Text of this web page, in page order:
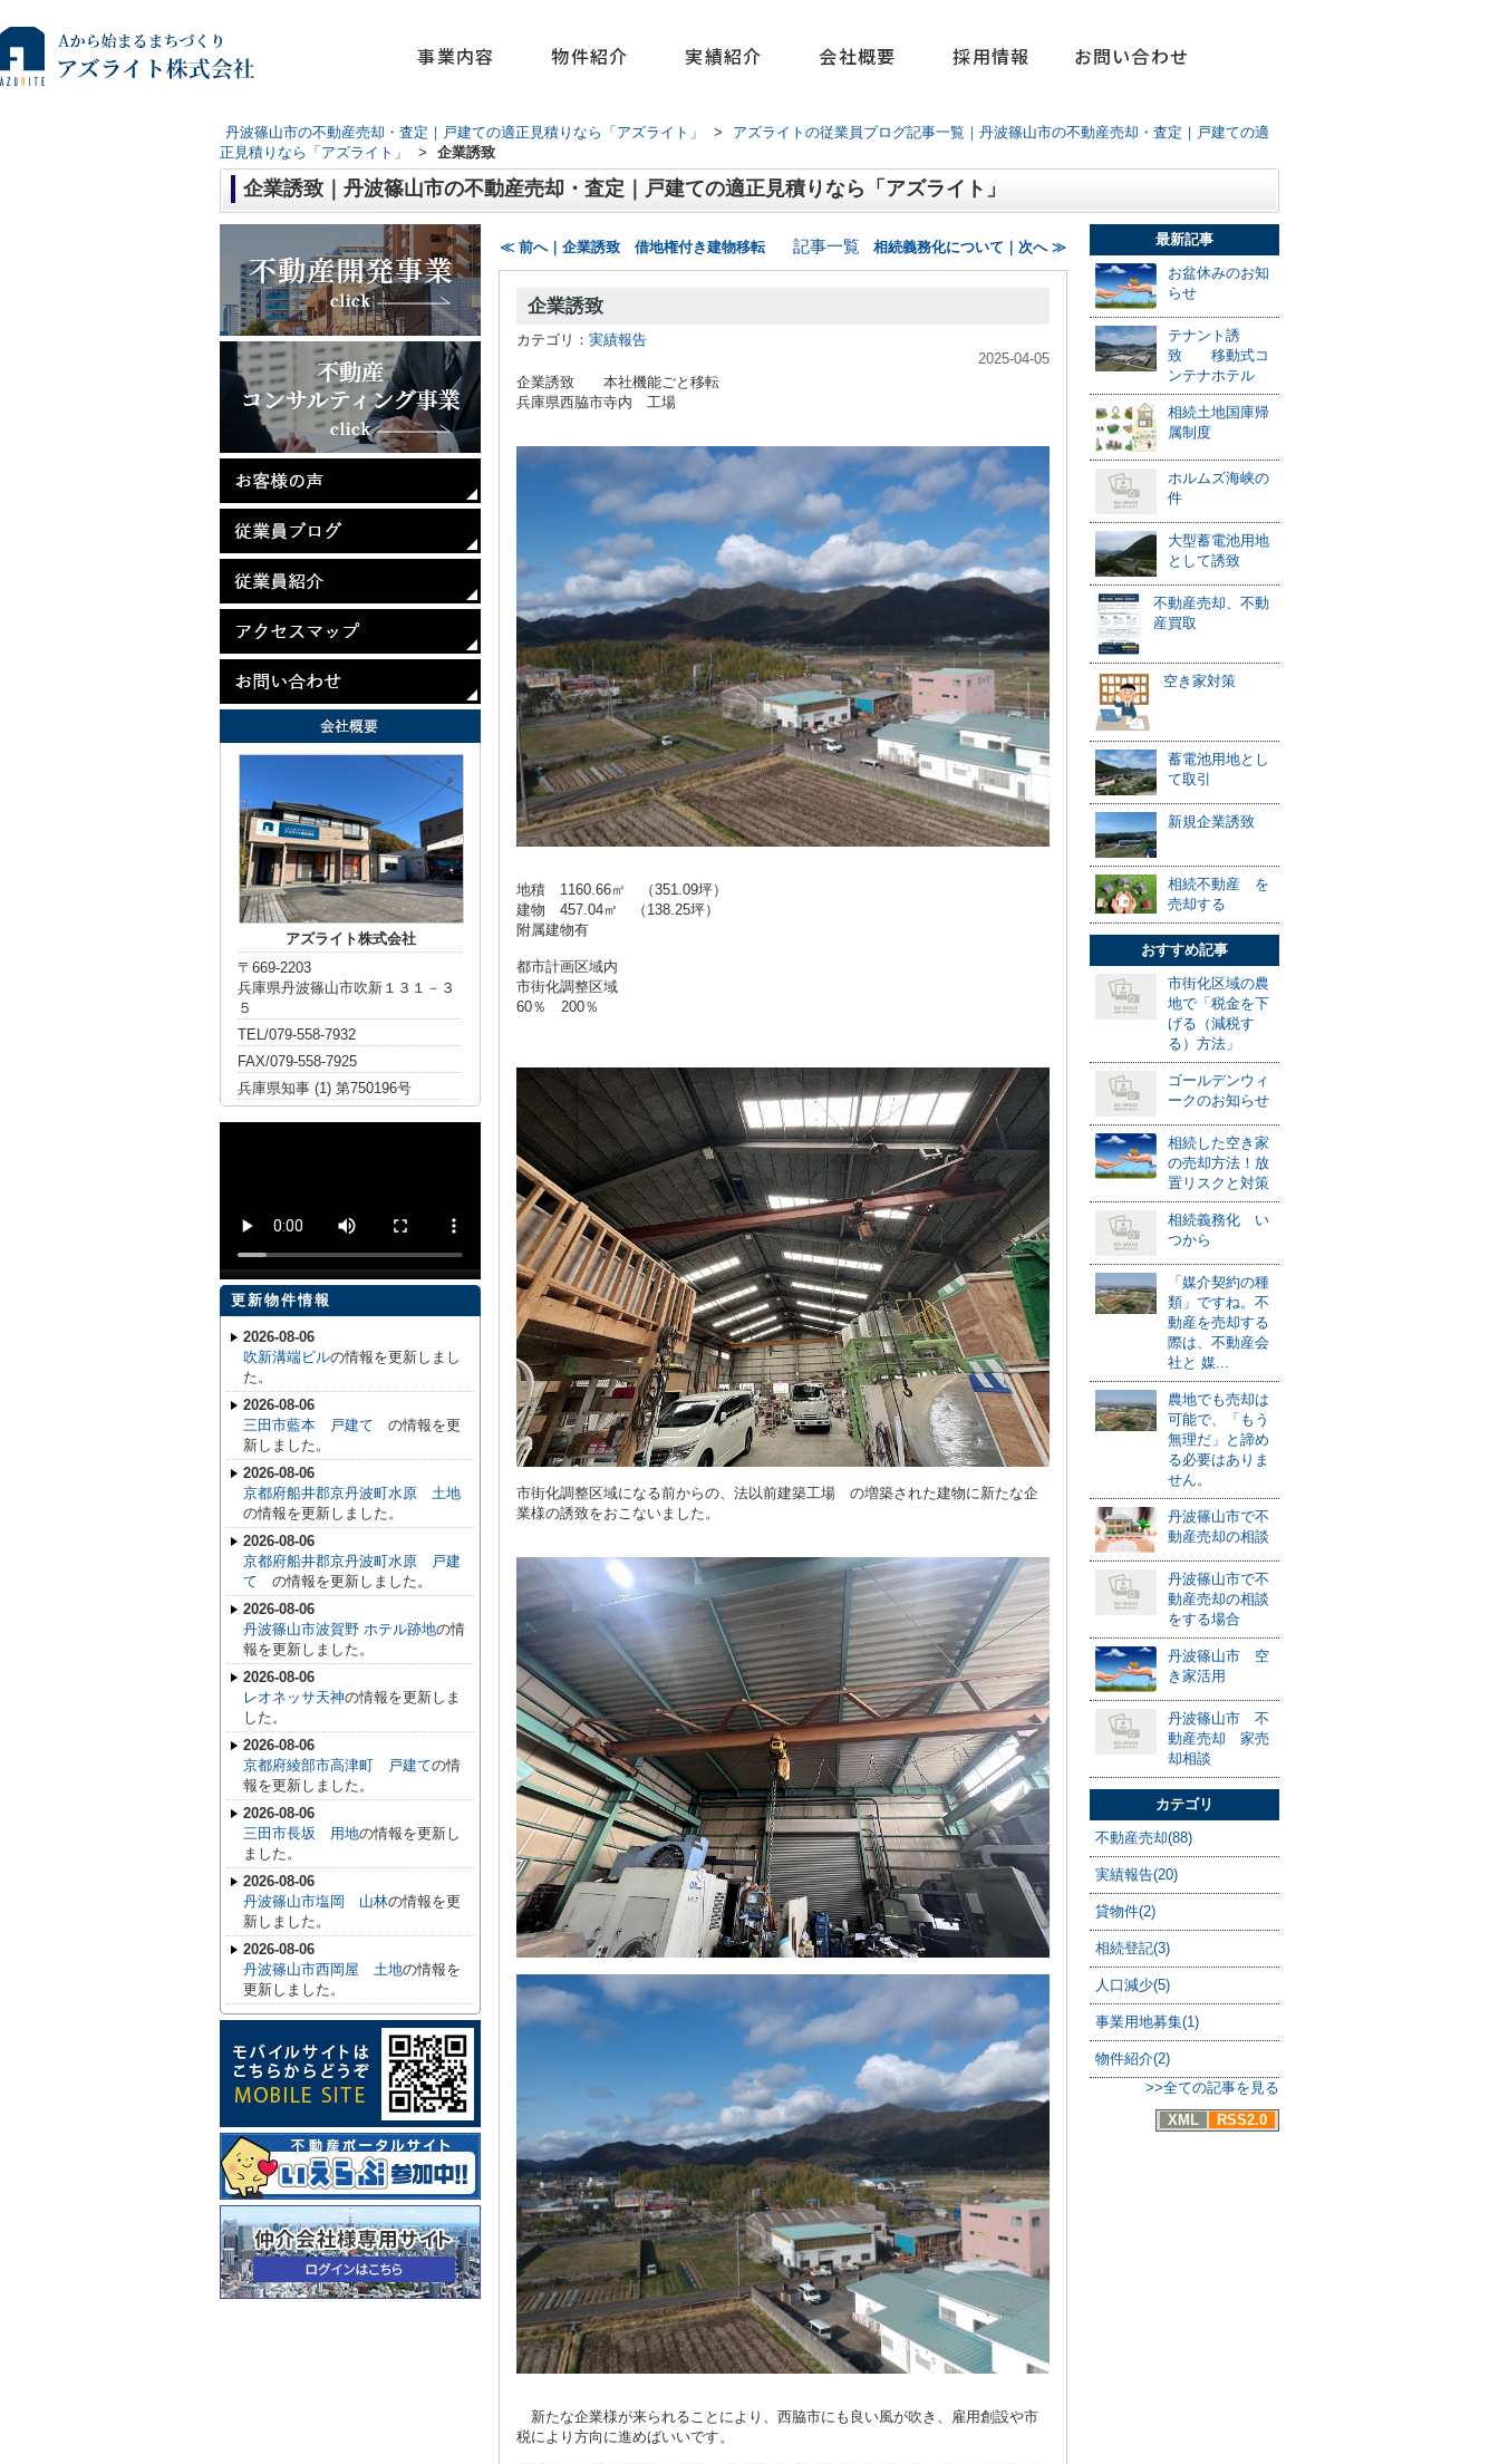
事業内容 物件紹介 実績紹介 会社概要 採用情報 お問い合わせ
丹波篠山市の不動産売却・査定｜戸建ての適正見積りなら「アズライト」 >
アズライトの従業員ブログ記事一覧｜丹波篠山市の不動産売却・査定｜戸建ての適
正見積りなら「アズライト」
> 企業誘致
企業誘致｜丹波篠山市の不動産売却・査定｜戸建ての適正見積りなら「アズライト」
≪ 前へ｜企業誘致 借地権付き建物移転 記事一覧 相続義務化について｜次へ ≫
企業誘致
カテゴリ： 実績報告
2025-04-05
企業誘致 本社機能ごと移転
兵庫県西脇市寺内 工場
地積 1160.66㎡ （351.09坪）
建物 457.04㎡ （138.25坪）
附属建物有
都市計画区域内
市街化調整区域
60％ 200％
市街化調整区域になる前からの、法以前建築工場 の増築された建物に新たな企
業様の誘致をおこないました。
新たな企業様が来られることにより、西脇市にも良い風が吹き、雇用創設や市
税により方向に進めばいいです。
最新記事
お盆休みのお知
らせ
テナント誘
致 移動式コ
ンテナホテル
相続土地国庫帰
属制度
ホルムズ海峡の
件
大型蓄電池用地
として誘致
不動産売却、不動
産買取
空き家対策
蓄電池用地とし
て取引
新規企業誘致
相続不動産 を
売却する
おすすめ記事
市街化区域の農
地で「税金を下
げる（減税す
る）方法」
ゴールデンウィ
ークのお知らせ
相続した空き家
の売却方法！放
置リスクと対策
相続義務化 い
つから
「媒介契約の種
類」ですね。不
動産を売却する
際は、不動産会
社と 媒...
農地でも売却は
可能で、「もう
無理だ」と諦め
る必要はありま
せん。
丹波篠山市で不
動産売却の相談
丹波篠山市で不
動産売却の相談
をする場合
丹波篠山市 空
き家活用
丹波篠山市 不
動産売却 家売
却相談
カテゴリ
不動産売却(88)
実績報告(20)
貸物件(2)
相続登記(3)
人口減少(5)
事業用地募集(1)
物件紹介(2)
>>全ての記事を見る
XML
RSS2.0
アズライト株式会社
〒669-2203
兵庫県丹波篠山市吹新１３１－３
５
TEL/079-558-7932
FAX/079-558-7925
兵庫県知事 (1) 第750196号
更新物件情報
2026-08-06
吹新溝端ビルの情報を更新しまし
た。
2026-08-06
三田市藍本 戸建て の情報を更
新しました。
2026-08-06
京都府船井郡京丹波町水原 土地
の情報を更新しました。
2026-08-06
京都府船井郡京丹波町水原 戸建
て の情報を更新しました。
2026-08-06
丹波篠山市波賀野 ホテル跡地の情
報を更新しました。
2026-08-06
レオネッサ天神の情報を更新しま
した。
2026-08-06
京都府綾部市高津町 戸建ての情
報を更新しました。
2026-08-06
三田市長坂 用地の情報を更新し
ました。
2026-08-06
丹波篠山市塩岡 山林の情報を更
新しました。
2026-08-06
丹波篠山市西岡屋 土地の情報を
更新しました。